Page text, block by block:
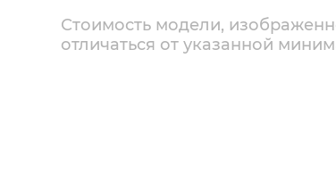
Стоимость модели,
отличаться от указанной